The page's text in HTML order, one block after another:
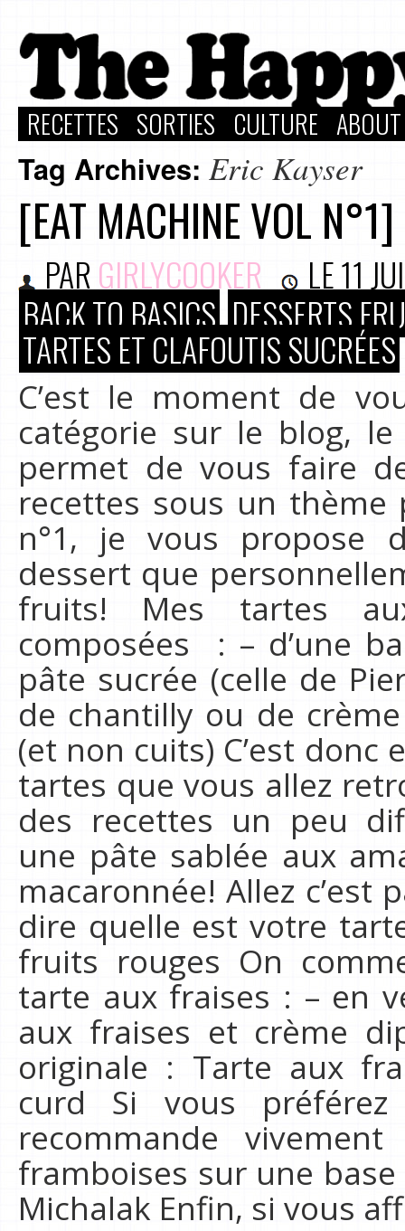
RECETTES SORTIES CULTURE
Tag Archives: Eric Kayser
[EAT MACHINE VOL
PAR GIRLYCOOKER LE11
BACK TO BASICS DESSERTS
TARTES ET CLAFOUTIS SUCRÉES
C’est le moment de
catégorie sur le blog,
permet de vous faire
recettes sous un thème
n°1, je vous propose
dessert que
fruits! Mes tartes
composées : – d’une
pâte sucrée (celle de
de chantilly ou de
(et non cuits) C’est
tartes que vous allez
des recettes un peu
une pâte sablée aux
macaronnée! Allez c’est
dire quelle est votre
fruits rouges On
tarte aux fraises : – en
aux fraises et crème
originale : Tarte aux
curd Si vous
recommande
framboises sur une
Michalak Enfin, si vous